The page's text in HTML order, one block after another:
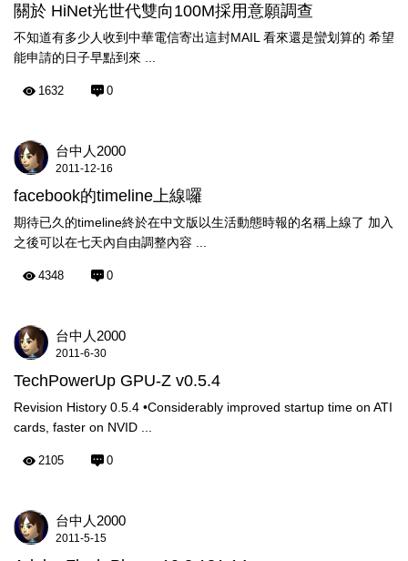
關於 HiNet光世代雙向100M採用意願調查
不知道有多少人收到中華電信寄出這封MAIL 看來還是蠻划算的 希望
能申請的日子早點到來 ...
1632 0
台中人2000
2011-12-16
facebook的timeline上線囉
期待已久的timeline終於在中文版以生活動態時報的名稱上線了 加入
之後可以在七天內自由調整內容 ...
4348 0
台中人2000
2011-6-30
TechPowerUp GPU-Z v0.5.4
Revision History 0.5.4 •Considerably improved startup time on ATI
cards, faster on NVID ...
2105 0
台中人2000
2011-5-15